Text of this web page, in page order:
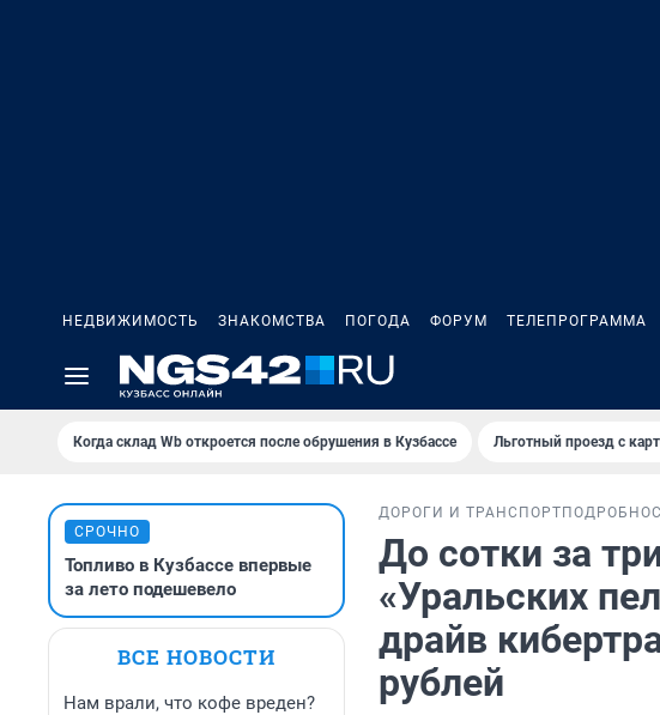
НЕДВИЖИМОСТЬ ЗНАКОМСТВА ПОГОДА ФОРУМ ТЕЛЕПРОГРАММА
Когда склад Wb откроется после обрушения в Кузбассе Льготный проезд с
СРОЧНО
Топливо в Кузбассе впервые
за лето подешевело
ВСЕ НОВОСТИ
Нам врали, что кофе вреден?
ДОРОГИ И ТРАНСПОРТ
До сотки за
«Уральских
драйв
рублей